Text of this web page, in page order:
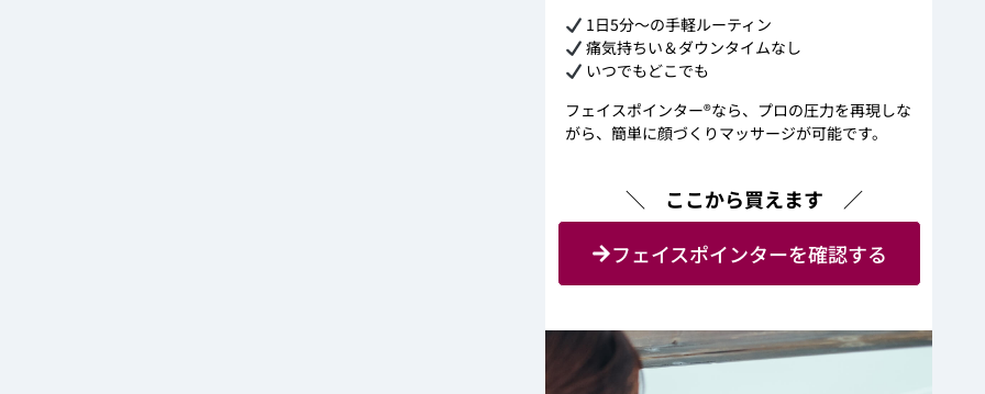
1日5分～の手軽ルーティン
痛気持ちい＆ダウンタイムなし
いつでもどこでも
フェイスポインター®なら、プロの圧力を再現しな
がら、簡単に顔づくりマッサージが可能です。
＼ ここから買えます ／
フェイスポインターを確認する